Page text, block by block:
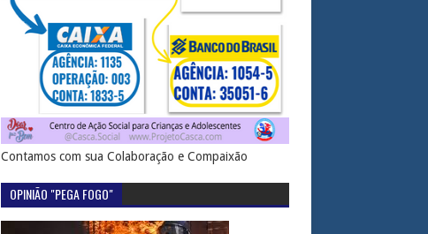
Contamos com sua Colaboração e Compaixão
OPINIÃO "PEGA FOGO"